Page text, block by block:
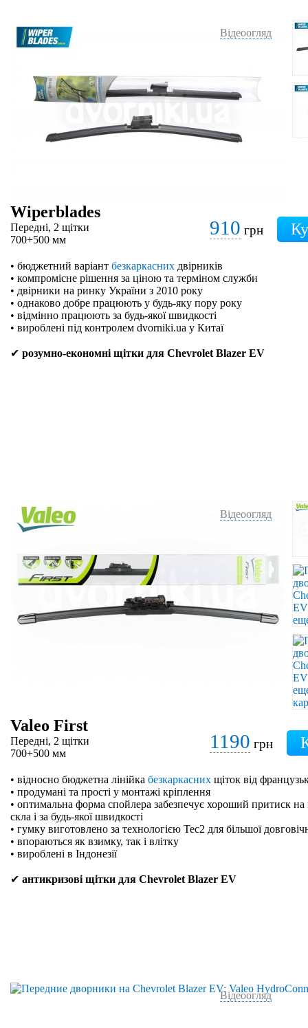
Відеоогляд
Wiperblades
Передні, 2 щітки
700+500 мм
910 грн
• бюджетний варіант безкаркасних двірників
• компромісне рішення за ціною та терміном служби
• двірники на ринку України з 2010 року
• однаково добре працюють у будь-яку пору року
• відмінно працюють за будь-якої швидкості
• вироблені під контролем dvorniki.ua у Китаї
✔ розумно-економні щітки для Chevrolet Blazer EV
Відеоогляд
Valeo First
Передні, 2 щітки
700+500 мм
1190 грн
• відносно бюджетна лінійка безкаркасних щіток від
• продумані та прості у монтажі кріплення
• оптимальна форма спойлера забезпечує хороший притиск на
скла і за будь-якої швидкості
• гумку виготовлено за технологією Tec2 для більшої
• впораються як взимку, так і влітку
• вироблені в Індонезії
✔ антикризові щітки для Chevrolet Blazer EV
Відеоогляд